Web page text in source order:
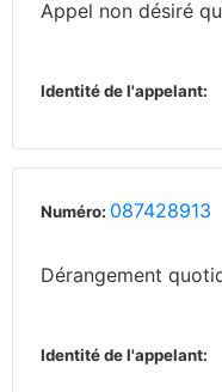
Appel non désiré
Identité de l'appelant:
Numéro: 087428913
Dérangement
Identité de l'appelant: